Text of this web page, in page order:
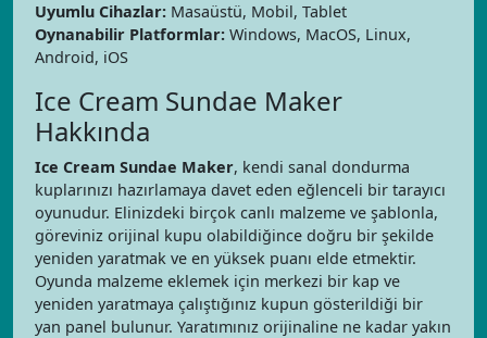
Uyumlu Cihazlar: Masaüstü, Mobil, Tablet
Oynanabilir Platformlar: Windows, MacOS, Linux,
Android, iOS
Ice Cream Sundae Maker
Hakkında
Ice Cream Sundae Maker, kendi sanal dondurma
kuplarınızı hazırlamaya davet eden eğlenceli bir tarayıcı
oyunudur. Elinizdeki birçok canlı malzeme ve şablonla,
göreviniz orijinal kupu olabildiğince doğru bir şekilde
yeniden yaratmak ve en yüksek puanı elde etmektir.
Oyunda malzeme eklemek için merkezi bir kap ve
yeniden yaratmaya çalıştığınız kupun gösterildiği bir
yan panel bulunur. Yaratımınız orijinaline ne kadar yakın